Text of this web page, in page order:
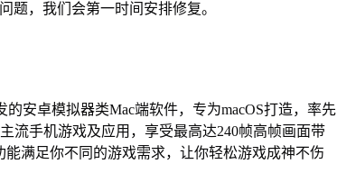
题，我们会第一时间安排修复。
安卓模拟器类Mac端软件，专为macOS打造，率先
流手机游戏及应用，享受最高达240帧高帧画面带
满足你不同的游戏需求，让你轻松游戏成神不伤